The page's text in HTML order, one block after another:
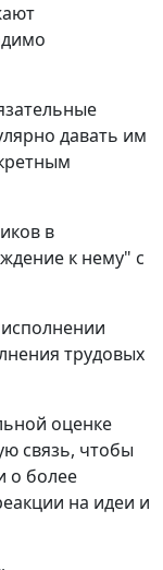
давать им
в
к нему" с
трудовых
оценке
связь, чтобы
о более
на идеи и